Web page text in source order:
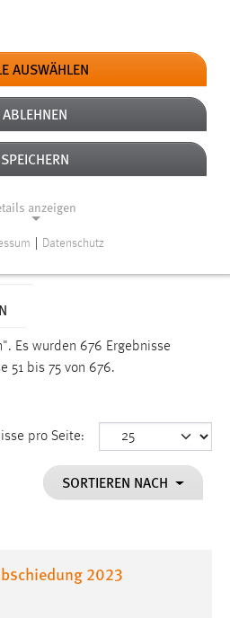
Es wurden 676 Ergebnisse
51 bis 75 von 676.
pro Seite:
SORTIEREN NACH
2023
AUSWÄHLEN
ABLEHNEN
SPEICHERN
anzeigen
die einwandfreie Funktion der
die ausgewählten Einverständnis-
Datenschutz